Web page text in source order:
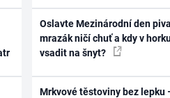
Oslavte Mezinárodní den
mrazák ničí chuť a kdy v
vsadit na šnyt?
Mrkvové těstoviny bez lepku